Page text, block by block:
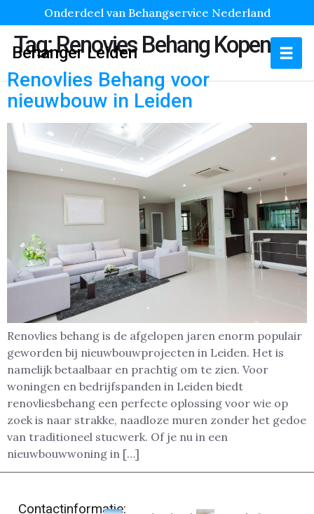
Onderdeel van Behangservice Nederland
Behanger Leiden
Tag:Renovies Behang Kopen
Renovlies Behang voor
nieuwbouw in Leiden
Renovlies behang is de afgelopen jaren enorm populair
geworden bij nieuwbouwprojecten in Leiden. Het is
namelijk betaalbaar en prachtig om te zien. Voor
woningen en bedrijfspanden in Leiden biedt
renovliesbehang een perfecte oplossing voor wie op
zoek is naar strakke, naadloze muren zonder het gedoe
van traditioneel stucwerk. Of je nu in een
nieuwbouwwoning in […]
Contactinformatie: